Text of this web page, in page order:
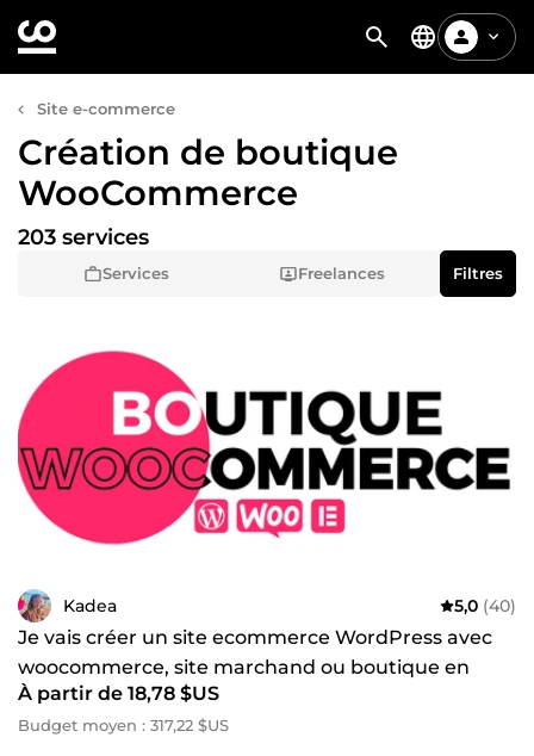
Site e-commerce
Création de boutique
WooCommerce
Services Freelances
203 services
Filtres
Kadea 5,0 (40)
Je vais créer un site ecommerce WordPress avec
woocommerce, site marchand ou boutique en
ligne
À partir de 18,78 $US
Budget moyen : 317,22 $US